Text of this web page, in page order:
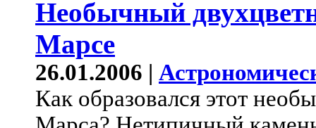
Необычный
Марсе
26.01.2006 |
Как образовался этот